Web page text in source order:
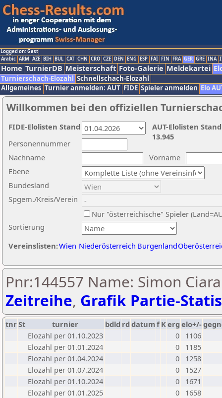
Logged on: Gast
Arabic ARM AZE BIH BUL CAT CHN CRO CZE DEN ENG ESP FAI FIN FRA GER GRE INA
Home TurnierDB Meisterschaft Foto-Galerie Meldekartei
Turnierschach-Elozahl Schnellschach-Elozahl
Allgemeines Turnier anmelden: AUT FIDE Spieler anmelden Elo
Willkommen bei den offiziellen
Nachname
Vorname
Ebene
Sortierung
Personennummer
Bundesland
Spgem./Kreis/Verein
Nur "österreichische" Spieler
Vereinslisten:Wien Niederösterreich Burgenland
AUT-Elolisten
13.945
FIDE-Elolisten Stand
Pnr:144557 Name: Simon
Zeitreihe, Grafik Partie-
tnrSt turnier bdld rd datumf Kerg elo+/-
Elozahl per 01.10.2023
0
1106
Elozahl per 01.01.2024
0
1185
Elozahl per 01.04.2024
0
1258
Elozahl per 01.07.2024
0
1527
Elozahl per 01.10.2024
0
1671
Elozahl per 01.01.2025
0
1658